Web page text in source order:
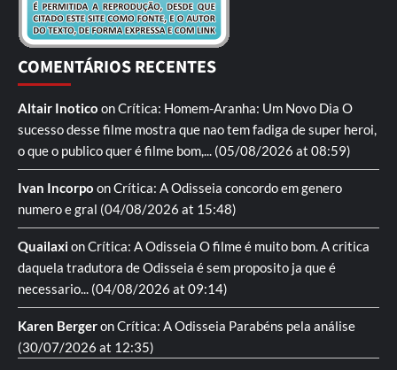
COMENTÁRIOS RECENTES
Altair Inotico onCrítica: Homem-Aranha: Um Novo Dia O
sucesso desse filme mostra que nao tem fadiga de super heroi,
o que o publico quer é filme bom,... (05/08/2026 at 08:59)
Ivan Incorpo onCrítica: A Odisseia concordo em genero
numero e gral (04/08/2026 at 15:48)
QuailaxionCrítica: A Odisseia O filme é muito bom. A critica
daquela tradutora de Odisseia é sem proposito ja que é
necessario... (04/08/2026 at 09:14)
Karen BergeronCrítica: A Odisseia Parabéns pela análise
(30/07/2026 at 12:35)